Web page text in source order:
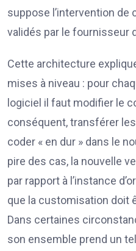
suppose l’intervention
validés par le fournisseur
Cette architecture
mises à niveau : pour
logiciel il faut modifier le
conséquent, transférer
coder « en dur » dans le
pire des cas, la nouvelle
par rapport à l’instance
que la customisation doit
Dans certaines
son ensemble prend un